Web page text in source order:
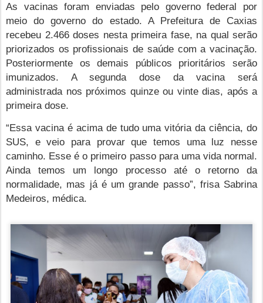
As vacinas foram enviadas pelo governo federal por
meio do governo do estado. A Prefeitura de Caxias
recebeu 2.466 doses nesta primeira fase, na qual serão
priorizados os profissionais de saúde com a vacinação.
Posteriormente os demais públicos prioritários serão
imunizados. A segunda dose da vacina será
administrada nos próximos quinze ou vinte dias, após a
primeira dose.
“Essa vacina é acima de tudo uma vitória da ciência, do
SUS, e veio para provar que temos uma luz nesse
caminho. Esse é o primeiro passo para uma vida normal.
Ainda temos um longo processo até o retorno da
normalidade, mas já é um grande passo”, frisa Sabrina
Medeiros, médica.